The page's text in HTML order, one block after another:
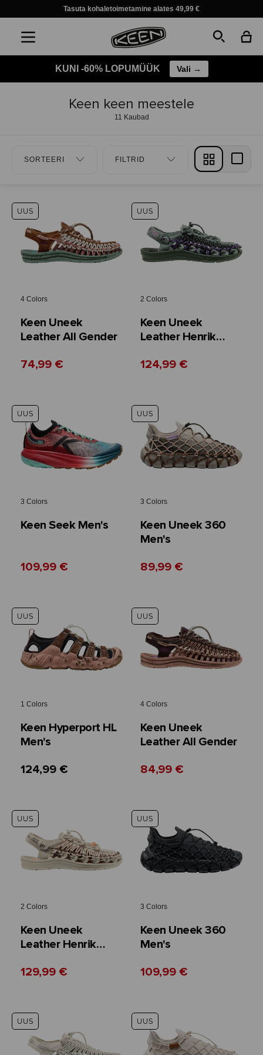
Tasuta kohaletoimetamine alates 49,99 €
KUNI -60% LOPUMÜÜK Vali →
Keen keen meestele
11 Kaubad
SORTEERI FILTRID
UUS
4 Colors
Keen Uneek
Leather All Gender
74,99 €
UUS
2 Colors
Keen Uneek
Leather Henrik
Gender
124,99 €
UUS
3 Colors
Keen Seek Men's
109,99 €
UUS
3 Colors
Keen Uneek 360
Men's
89,99 €
UUS
1 Colors
Keen Hyperport HL
Men's
124,99 €
UUS
4 Colors
Keen Uneek
Leather All Gender
84,99 €
UUS
2 Colors
Keen Uneek
Leather Henrik
Gender
129,99 €
UUS
3 Colors
Keen Uneek 360
Men's
109,99 €
UUS UUS